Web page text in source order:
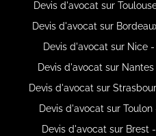
Devis d'avocat sur
Devis d'avocat sur
Devis d'avocat sur Nice
Devis d'avocat sur
Devis d'avocat sur
Devis d'avocat sur
Devis d'avocat sur Brest